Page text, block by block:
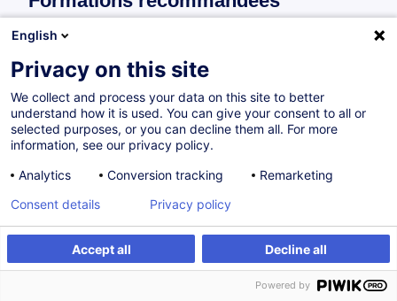
Recommandations de formations individuelles pour ce bloc
Savoir utiliser une maquette BIM en 4 heures -
Les bases de la manipulation d’une maquette
numérique sur BIMCollab ZOOM / SOLIBRI
300,00 EUR
16.09.2026 4H
English
Privacy on this site
We collect and process your data on this site to better
understand how it is used. You can give your consent to all or
selected purposes, or you can decline them all. For more
information, see our privacy policy.
Analytics
Conversion tracking Remarketing
Accept all Decline all
Consent details Privacy policy
Powered by